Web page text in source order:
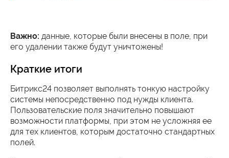
Важно: данные, которые были внесены в поле, при
его удалении также будут уничтожены!
Краткие итоги
Битрикс24 позволяет выполнять тонкую настройку
системы непосредственно под нужды клиента.
Пользовательские поля значительно повышают
возможности платформы, при этом не усложняя ее
для тех клиентов, которым достаточно стандартных
полей.